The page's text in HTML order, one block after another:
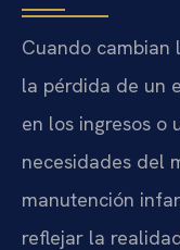
Cuando
la pérdida de un
en los ingresos o
necesidades del
manutención
reflejar la